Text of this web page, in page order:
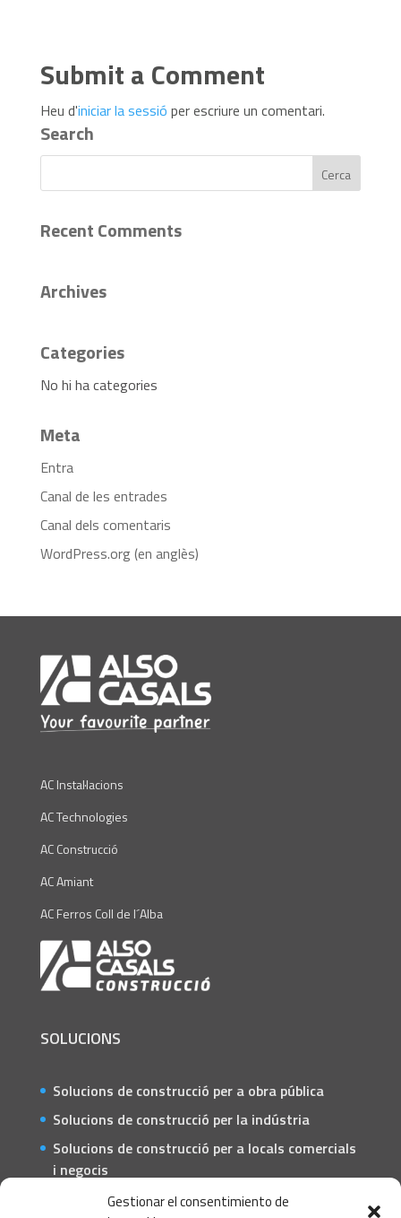
Gestionar el consentimiento de
Submit a Comment
Heu d'iniciar la sessió per escriure un comentari.
Search
Recent Comments
Archives
Categories
No hi ha categories
Meta
Entra
Canal de les entrades
Canal dels comentaris
WordPress.org (en anglès)
AC Instal·lacions
AC Technologies
AC Construcció
AC Amiant
AC Ferros Coll de l´Alba
SOLUCIONS
Solucions de construcció per a obra pública
Solucions de construcció per la indústria
Solucions de construcció per a locals comercials
i negocis
Solucions de construcció per a particulars